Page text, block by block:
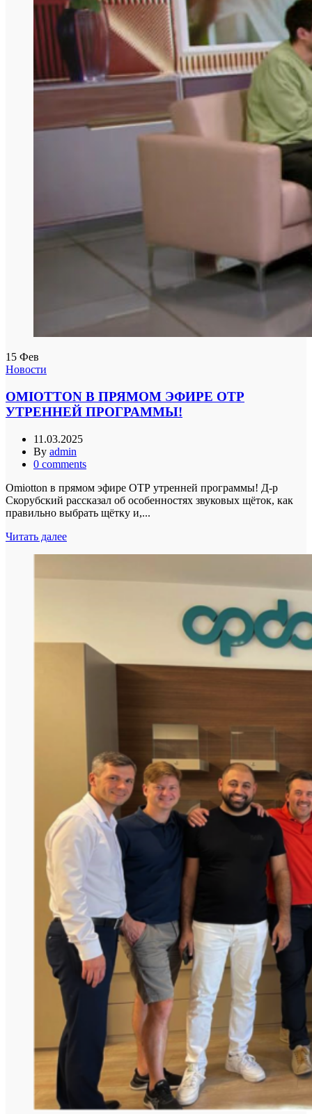
15 Фев
Новости
OMIOTTON В ПРЯМОМ ЭФИРЕ ОТР
УТРЕННЕЙ ПРОГРАММЫ!
11.03.2025
By admin
0 comments
Omiotton в прямом эфире ОТР утренней программы! Д-р
Скорубский рассказал об особенностях звуковых щёток, как
правильно выбрать щётку и,...
Читать далее